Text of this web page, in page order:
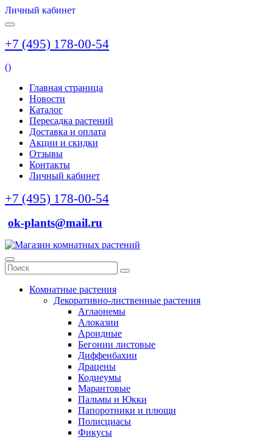
Личный кабинет
+7 (495) 178-00-54
()
Главная страница
Новости
Каталог
Пересадка растений
Доставка и оплата
Акции и скидки
Отзывы
Контакты
Личный кабинет
+7 (495) 178-00-54
ok-plants@mail.ru
Комнатные растения
Декоративно-лиственные растения
Аглаонемы
Алоказии
Ароидные
Бегонии листовые
Диффенбахии
Драцены
Кодиеумы
Марантовые
Пальмы и Юкки
Папоротники и плющи
Полисциасы
Фикусы